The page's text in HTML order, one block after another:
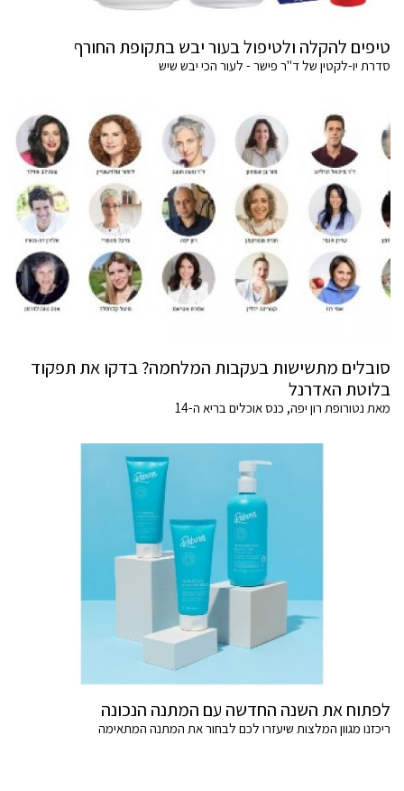
טיפים להקלה ולטיפול בעור יבש בתקופת החורף
סדרת יו-לקטין של ד"ר פישר - לעור הכי יבש שיש
סובלים מתשישות בעקבות המלחמה? בדקו את תפקוד
בלוטת האדרנל
מאת נטורופת רון יפה, כנס אוכלים בריא ה-14
לפתוח את השנה החדשה עם המתנה הנכונה
ריכזנו מגוון המלצות שיעזרו לכם לבחור את המתנה המתאימה